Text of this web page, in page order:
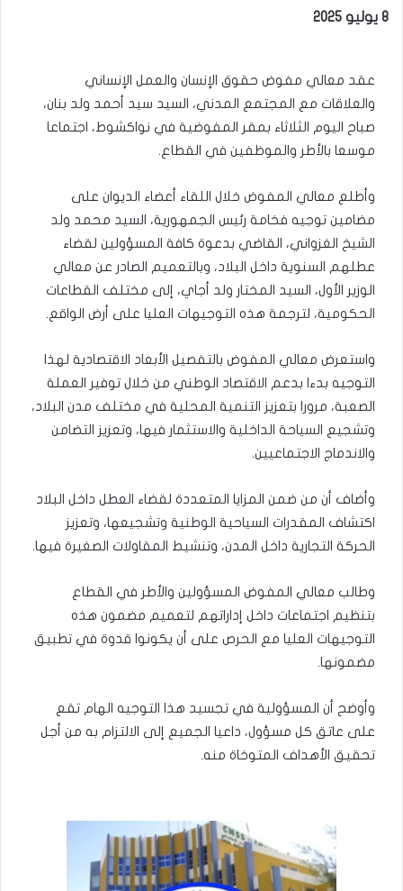
8 يوليو 2025
عقد معالي مفوض حقوق الإنسان والعمل الإنساني
والعلاقات مع المجتمع المدني، السيد سيد أحمد ولد بنان،
صباح اليوم الثلاثاء بمقر المفوضية في نواكشوط، اجتماعا
موسعا بالأطر والموظفين في القطاع.
وأطلع معالي المفوض خلال اللقاء أعضاء الديوان على
مضامين توجيه فخامة رئيس الجمهورية، السيد محمد ولد
الشيخ الغزواني، القاضي بدعوة كافة المسؤولين لقضاء
عطلهم السنوية داخل البلاد، وبالتعميم الصادر عن معالي
الوزير الأول، السيد المختار ولد أجاي، إلى مختلف القطاعات
الحكومية، لترجمة هذه التوجيهات العليا على أرض الواقع.
واستعرض معالي المفوض بالتفصيل الأبعاد الاقتصادية لهذا
التوجيه بدءا بدعم الاقتصاد الوطني من خلال توفير العملة
الصعبة، مرورا بتعزيز التنمية المحلية في مختلف مدن البلاد،
وتشجيع السياحة الداخلية والاستثمار فيها، وتعزيز التضامن
والاندماج الاجتماعيين.
وأضاف أن من ضمن المزايا المتعددة لقضاء العطل داخل البلاد
اكتشاف المقدرات السياحية الوطنية وتشجيعها، وتعزيز
الحركة التجارية داخل المدن، وتنشيط المقاولات الصغيرة فيها.
وطالب معالي المفوض المسؤولين والأطر في القطاع
بتنظيم اجتماعات داخل إداراتهم لتعميم مضمون هذه
التوجيهات العليا مع الحرص على أن يكونوا قدوة في تطبيق
مضمونها.
وأوضح أن المسؤولية في تجسيد هذا التوجيه الهام تقع
على عاتق كل مسؤول، داعيا الجميع إلى الالتزام به من أجل
تحقيق الأهداف المتوخاة منه.